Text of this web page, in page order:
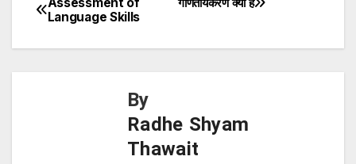
at
s
k
e
c
o
o
k
ail p
k
nt
Post
navigation
Language Skills
By
Radhe Shyam
Thawait